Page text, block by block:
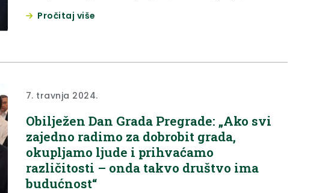
jubilarnu 500. Kostelsku uskrsnu pištolu, predsjednik
Pročitaj više
7. travnja 2024.
Obilježen Dan Grada Pregrade: „Ako svi
zajedno radimo za dobrobit grada,
okupljamo ljude i prihvaćamo
različitosti – onda takvo društvo ima
budućnost“